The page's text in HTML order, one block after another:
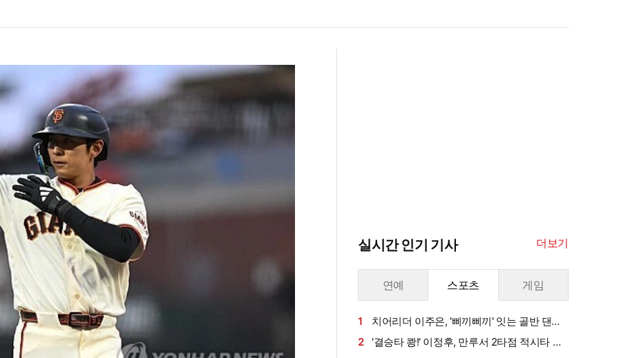
실시간 인기 기사 더보기
연예 스포츠 게임
1
치어리더 이주은, '삐끼삐끼' 잇는 골반 댄
스…섹시미 치사량
2
'결승타 쾅!' 이정후, 만루서 2타점 적시타 폭